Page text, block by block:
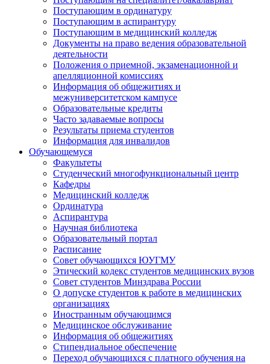
Поступающим в ординатуру
Поступающим в аспирантуру
Поступающим в медицинский колледж
Документы на право ведения образовательной
деятельности
Положения о приемной, экзаменационной и
апелляционной комиссиях
Информация об общежитиях и
межуниверситетском кампусе
Образовательные кредиты
Часто задаваемые вопросы
Результаты приема студентов
Информация для инвалидов
Обучающемуся
Факультеты
Студенческий многофункциональный центр
Кафедры
Медицинский колледж
Ординатура
Аспирантура
Научная библиотека
Образовательный портал
Расписание
Совет обучающихся ЮУГМУ
Этический кодекс студентов медицинских вузов
Совет студентов Минздрава России
О допуске студентов к работе в медицинских
организациях
Иностранным обучающимся
Медицинское обслуживание
Информация об общежитиях
Стипендиальное обеспечение
Переход обучающихся с платного обучения на